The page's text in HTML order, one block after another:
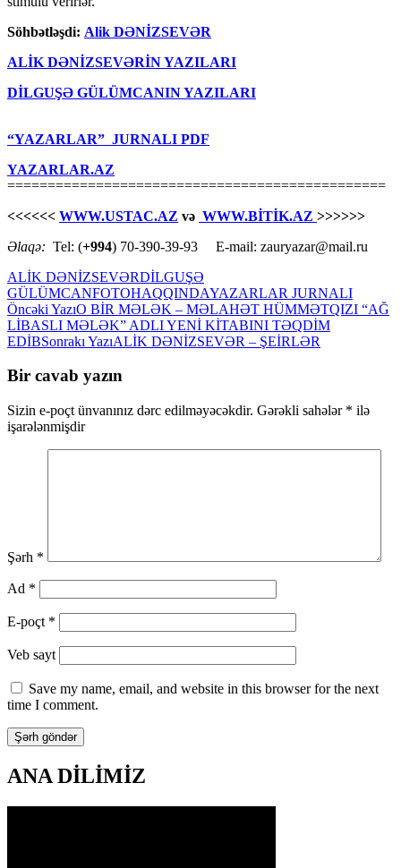
Söhbətləşdi: Alik DƏNİZSEVƏR
ALİK DƏNİZSEVƏRİN YAZILARI
DİLGUŞƏ GÜLÜMCANIN YAZILARI
“YAZARLAR” JURNALI PDF
YAZARLAR.AZ
===============================================
<<<<<< WWW.USTAC.AZ və WWW.BİTİK.AZ >>>>>>
Əlaqə: Tel: (+994) 70-390-39-93 E-mail: zauryazar@mail.ru
ALİK DƏNİZSEVƏRDİLGUŞƏ
GÜLÜMCANFOTOHAQQINDAYAZARLAR JURNALI
Yazılar
üzrə
Öncəki YazıO BİR MƏLƏK – MƏLAHƏT HÜMMƏTQIZI “AĞ
LİBASLI MƏLƏK” ADLI YENİ KİTABINI TƏQDİM
EDİBSonrakı YazıALİK DƏNİZSEVƏR – ŞEİRLƏR
Bir cavab yazın
Sizin e-poçt ünvanınız dərc edilməyəcəkdir. Gərəkli sahələr * ilə
işarələnmişdir
Şərh *
Ad *
E-poçt *
Veb sayt
Save my name, email, and website in this browser for the next
time I comment.
ANA DİLİMİZ